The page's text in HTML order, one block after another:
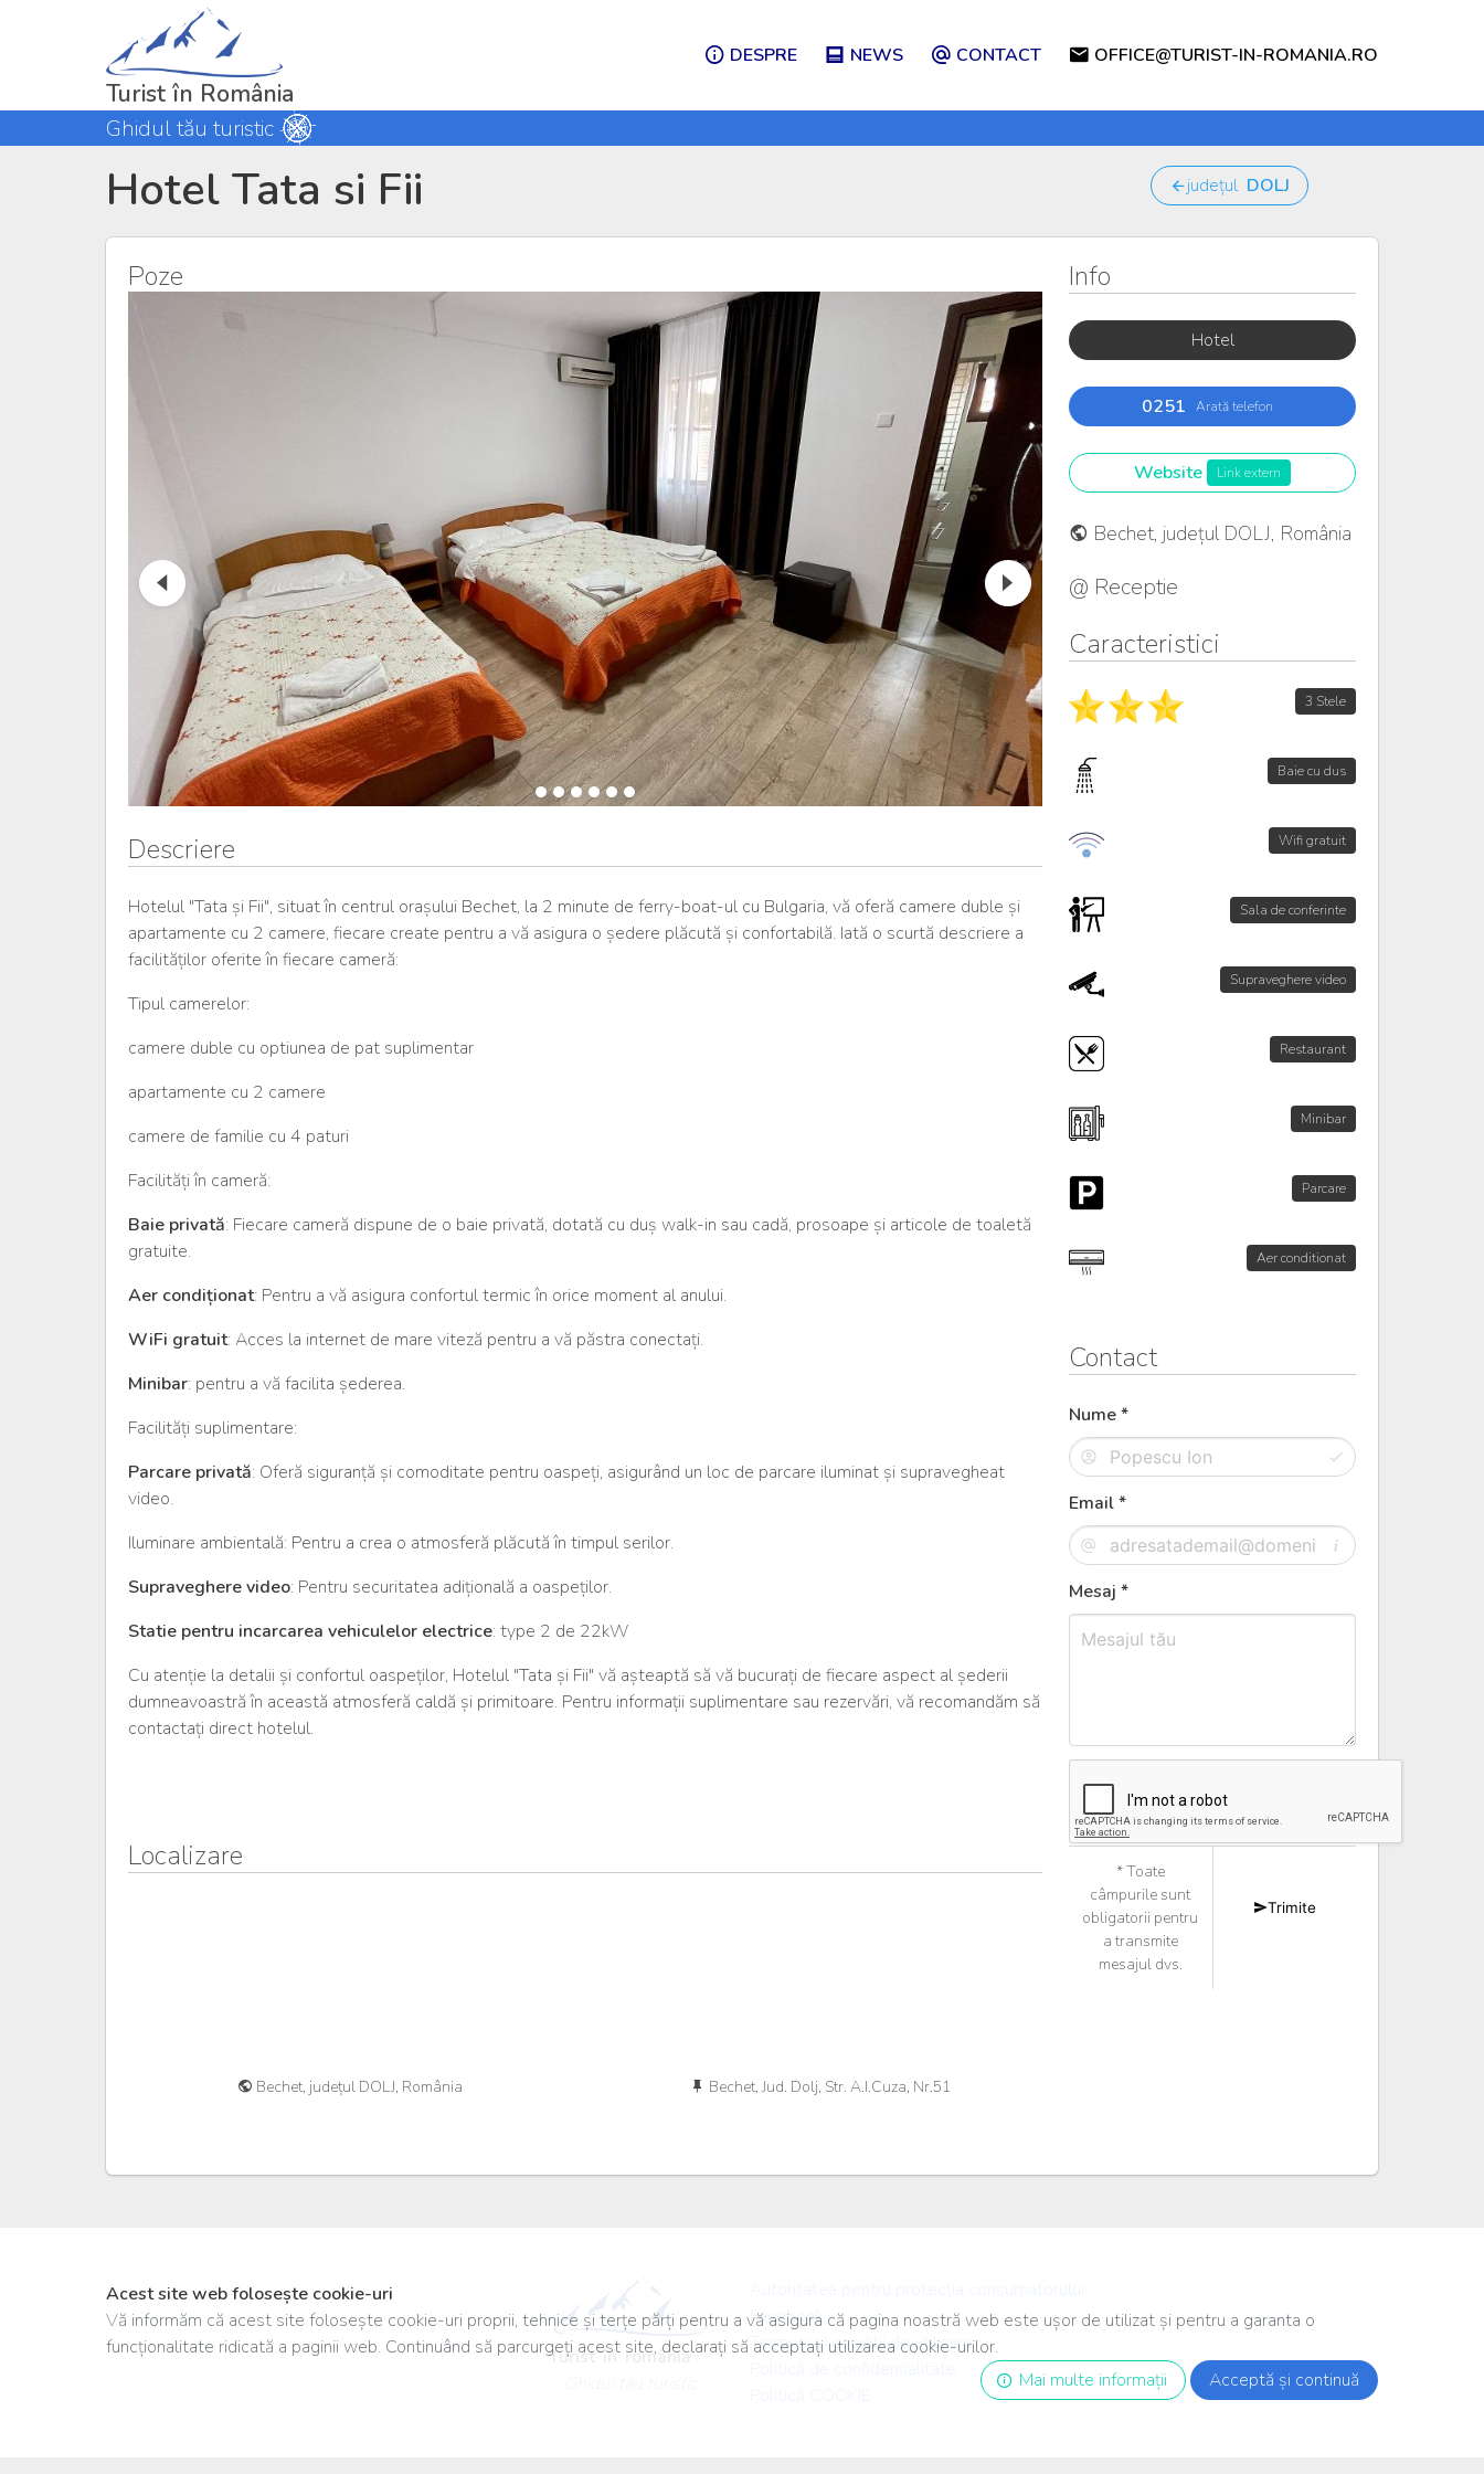
Turist în România
DESPRE NEWS CONTACT OFFICE@TURIST-IN-ROMANIA.RO
Ghidul tău turistic
Hotel Tata si Fii județul DOLJ
Poze
Descriere
Hotelul "Tata și Fii", situat în centrul orașului Bechet, la 2 minute de ferry-boat-ul cu Bulgaria, vă oferă camere duble și
apartamente cu 2 camere, fiecare create pentru a vă asigura o ședere plăcută și confortabilă. Iată o scurtă descriere a
facilităților oferite în fiecare cameră:
Tipul camerelor:
camere duble cu optiunea de pat suplimentar
apartamente cu 2 camere
camere de familie cu 4 paturi
Facilități în cameră:
Baie privată: Fiecare cameră dispune de o baie privată, dotată cu duș walk-in sau cadă, prosoape și articole de toaletă
gratuite.
Aer condiționat: Pentru a vă asigura confortul termic în orice moment al anului.
WiFi gratuit: Acces la internet de mare viteză pentru a vă păstra conectați.
Minibar: pentru a vă facilita șederea.
Facilități suplimentare:
Parcare privată: Oferă siguranță și comoditate pentru oaspeți, asigurând un loc de parcare iluminat și supravegheat
video.
Iluminare ambientală: Pentru a crea o atmosferă plăcută în timpul serilor.
Supraveghere video: Pentru securitatea adițională a oaspeților.
Statie pentru incarcarea vehiculelor electrice: type 2 de 22kW
Cu atenție la detalii și confortul oaspeților, Hotelul "Tata și Fii" vă așteaptă să vă bucurați de fiecare aspect al șederii
dumneavoastră în această atmosferă caldă și primitoare. Pentru informații suplimentare sau rezervări, vă recomandăm să
contactați direct hotelul.
Localizare
Bechet, județul DOLJ, România Bechet, Jud. Dolj, Str. A.I.Cuza, Nr.51
Info
Hotel
0251 Arată telefon
Website Link extern
Bechet, județul DOLJ, România
@ Receptie
Caracteristici
3 Stele
Baie cu dus
Wifi gratuit
Sala de conferinte
Supraveghere video
Restaurant
Minibar
Parcare
Aer conditionat
Contact
Nume *
Email *
Mesaj *
* Toate
câmpurile sunt
obligatorii pentru
a transmite
mesajul dvs.
Trimite
Turist-în- românia.ro
Facebook
Termeni și conditii de utilizare
Acest site web folosește cookie-uri
Vă informăm că acest site folosește cookie-uri proprii, tehnice și terțe părți pentru a vă asigura că pagina noastră web este ușor de utilizat și pentru a garanta o
funcționalitate ridicată a paginii web. Continuând să parcurgeți acest site, declarați să acceptați utilizarea cookie-urilor.
Acceptă și continuă
Mai multe informații